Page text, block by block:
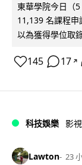
東華學院今日（
11,139 名課程
以為獲得學位取
145 17 ↗
科技娛樂 影
Lawton 23